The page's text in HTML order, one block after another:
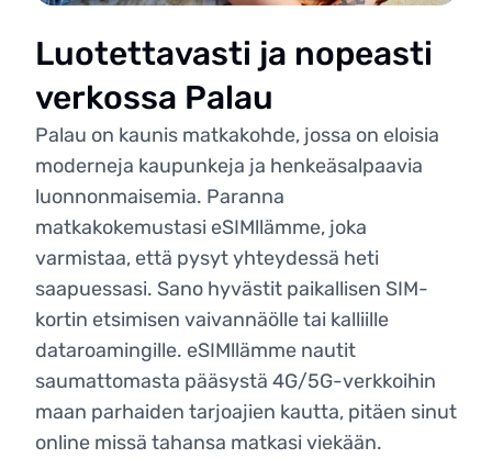
Luotettavasti ja nopeasti
verkossa Palau
Palau on kaunis matkakohde, jossa on eloisia
moderneja kaupunkeja ja henkeäsalpaavia
luonnonmaisemia. Paranna
matkakokemustasi eSIMllämme, joka
varmistaa, että pysyt yhteydessä heti
saapuessasi. Sano hyvästit paikallisen SIM-
kortin etsimisen vaivannäölle tai kalliille
dataroamingille. eSIMllämme nautit
saumattomasta pääsystä 4G/5G-verkkoihin
maan parhaiden tarjoajien kautta, pitäen sinut
online missä tahansa matkasi viekään.